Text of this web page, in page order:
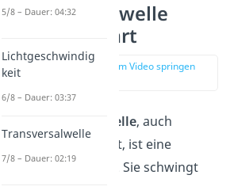
Longitudinalwelle
einfach erklärt
zur Stelle im Video springen
Longitudinalwelle, auch
Längswelle genannt, ist eine
mechanische Welle. Sie schwingt
5/8 – Dauer: 04:32
Lichtgeschwindig
keit
6/8 – Dauer: 03:37
Transversalwelle
7/8 – Dauer: 02:19